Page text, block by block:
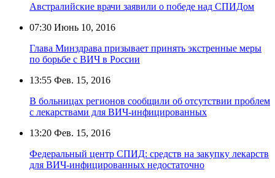
Австралийские врачи заявили о победе над СПИДом
07:30 Июнь 10, 2016
Глава Минздрава призывает принять экстренные меры
по борьбе с ВИЧ в России
13:55 Фев. 15, 2016
В больницах регионов сообщили об отсутствии проблем
с лекарствами для ВИЧ-инфицированных
13:20 Фев. 15, 2016
Федеральный центр СПИД: средств на закупку лекарств
для ВИЧ-инфицированных недостаточно